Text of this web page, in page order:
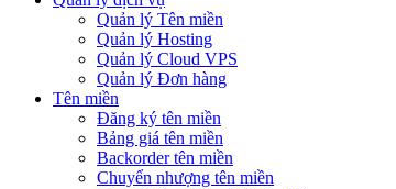
Quản lý Tên miền
Quản lý Hosting
Quản lý Cloud VPS
Quản lý Đơn hàng
Tên miền
Đăng ký tên miền
Bảng giá tên miền
Backorder tên miền
Chuyển nhượng tên miền